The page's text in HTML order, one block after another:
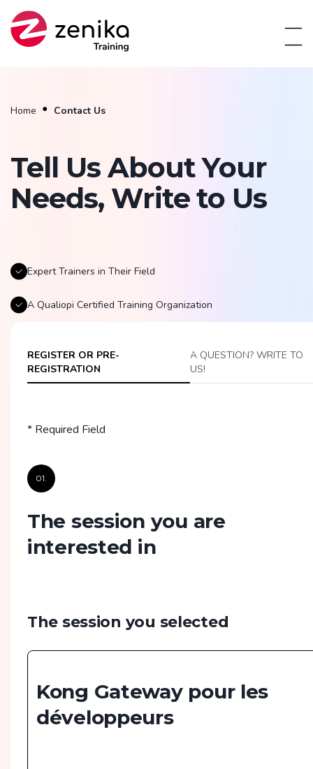
Home Contact Us
Tell Us About Your
Needs, Write to Us
Expert Trainers in Their Field
A Qualiopi Certified Training Organization
REGISTER OR PRE-
REGISTRATION
A QUESTION? WRITE TO
US!
* Required Field
01.
The session you are
interested in
The session you selected
Kong Gateway pour les
développeurs